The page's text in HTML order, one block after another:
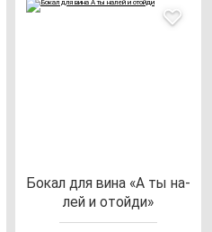
Бокал для ви­на «А ты на­
лей и отой­ди»